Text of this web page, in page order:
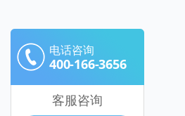
电话咨询
400-166-3656
客服咨询